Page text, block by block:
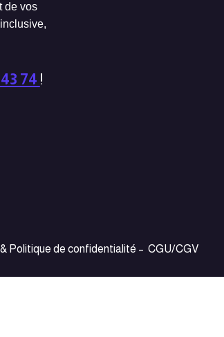
de vos
74 !
Politique de confidentialité – CGU/CGV